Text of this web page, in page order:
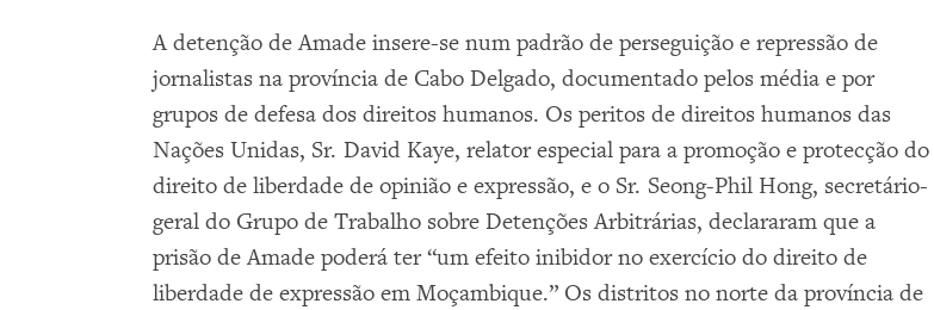
A detenção de Amade insere-se num padrão de perseguição e repressão de
jornalistas na província de Cabo Delgado, documentado pelos média e por
grupos de defesa dos direitos humanos. Os peritos de direitos humanos das
Nações Unidas, Sr. David Kaye, relator especial para a promoção e protecção do
direito de liberdade de opinião e expressão, e o Sr. Seong-Phil Hong, secretário-
geral do Grupo de Trabalho sobre Detenções Arbitrárias, declararam que a
prisão de Amade poderá ter “um efeito inibidor no exercício do direito de
liberdade de expressão em Moçambique.” Os distritos no norte da província de